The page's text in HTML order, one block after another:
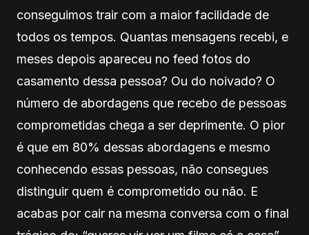
conseguimos trair com a maior facilidade de
todos os tempos. Quantas mensagens recebi, e
meses depois apareceu no feed fotos do
casamento dessa pessoa? Ou do noivado? O
número de abordagens que recebo de pessoas
comprometidas chega a ser deprimente. O pior
é que em 80% dessas abordagens e mesmo
conhecendo essas pessoas, não consegues
distinguir quem é comprometido ou não. E
acabas por cair na mesma conversa com o final